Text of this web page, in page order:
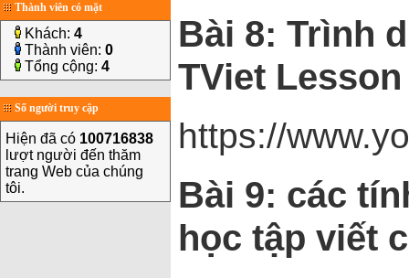
Thành viên có mặt
Khách: 4
Thành viên: 0
Tổng cộng: 4
Số người truy cập
Hiện đã có 100716838
lượt người đến thăm
trang Web của chúng
tôi.
Bài 8: Trình
TViet Lesson
https://
Bài 9: các
học tập viết